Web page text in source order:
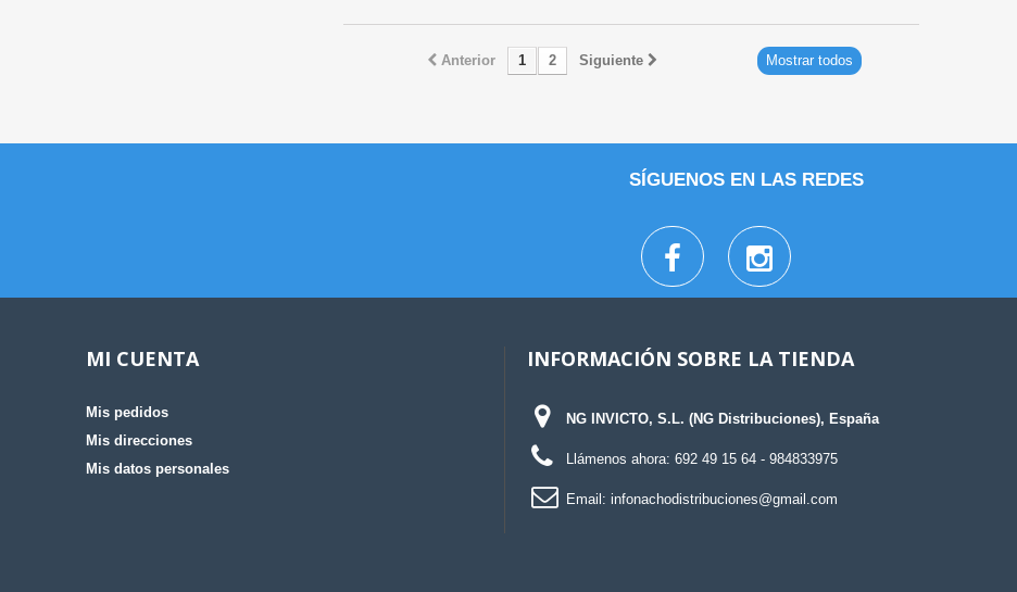
Mostrar todos
Anterior 1 2 Siguiente
SÍGUENOS EN LAS REDES
MI CUENTA
Mis pedidos
Mis direcciones
Mis datos personales
INFORMACIÓN SOBRE LA TIENDA
NG INVICTO, S.L. (NG Distribuciones), España
Llámenos ahora: 692 49 15 64 - 984833975
Email: infonachodistribuciones@gmail.com